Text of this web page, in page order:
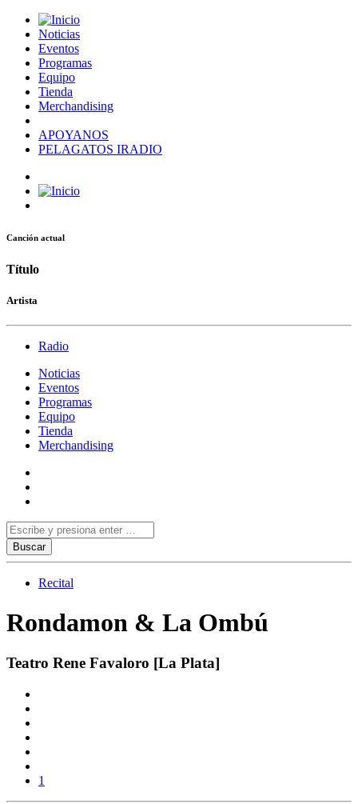
Noticias
Eventos
Programas
Equipo
Tienda
Merchandising
APOYANOS
PELAGATOS IRADIO
Canción actual
Título
Artista
Radio
Noticias
Eventos
Programas
Equipo
Tienda
Merchandising
Recital
Rondamon & La Ombú
Teatro Rene Favaloro [La Plata]
1